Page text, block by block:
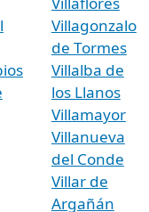
Villagonzalo
de Tormes
Villalba de
los Llanos
Villamayor
Villanueva
del Conde
Villar de
Argañán